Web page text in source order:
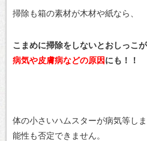
掃除も箱の素材が木材や紙なら、
こまめに掃除をしないとおしっこが
病気や皮膚病などの原因にも！！
体の小さいハムスターが病気等しま
能性も否定できません。